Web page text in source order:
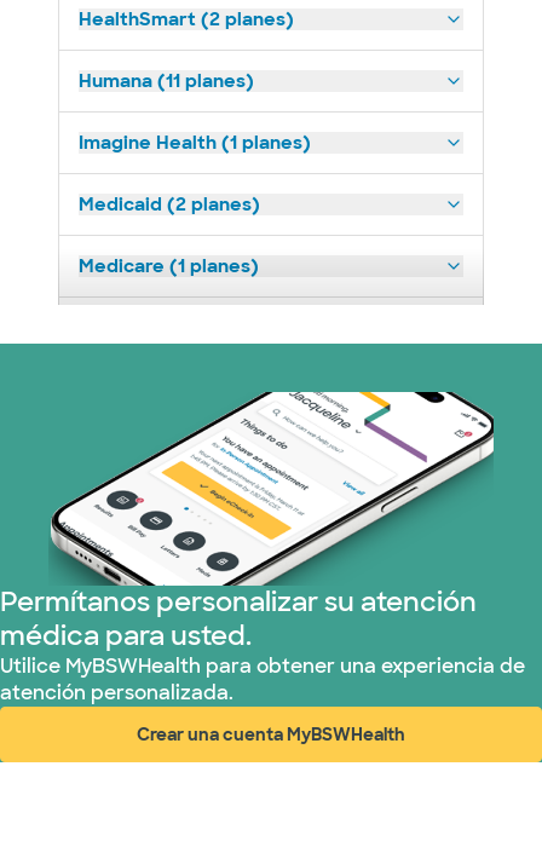
HealthSmart (2 planes)
Humana (11 planes)
Imagine Health (1 planes)
Medicaid (2 planes)
Medicare (1 planes)
Red PHCS (1 planes)
Plan de Salud Superior (17 planes)
United HealthCare (28 planes)
WellMed (15 planes)
Permítanos personalizar su atención
médica para usted.
Utilice MyBSWHealth para obtener una experiencia de
atención personalizada.
Crear una cuenta MyBSWHealth
(abre en ventana nueva)